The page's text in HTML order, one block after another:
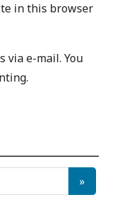
in this browser
via e-mail. You